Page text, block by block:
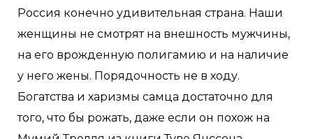
Россия конечно удивительная страна. Наши
женщины не смотрят на внешность мужчины,
на его врожденную полигамию и на наличие
у него жены. Порядочность не в ходу.
Богатства и харизмы самца достаточно для
того, что бы рожать, даже если он похож на